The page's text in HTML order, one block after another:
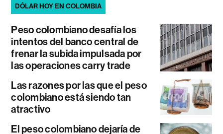
DÓLAR HOY EN COLOMBIA
Peso colombiano desafía los
intentos del banco central de
frenar la subida impulsada por
las operaciones carry trade
Las razones por las que el peso
colombiano está siendo tan
atractivo
El peso colombiano dejaría de